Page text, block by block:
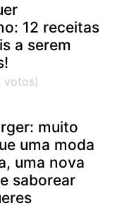
12 receitas
a serem
muito
uma moda
uma nova
saborear